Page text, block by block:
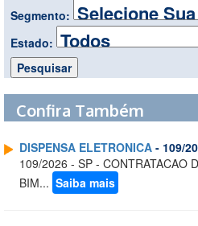
Segmento:
Estado:
Confira Também
DISPENSA ELETRONICA - 109/
109/2026 - SP - CONTRATACAO
BIM... Saiba mais